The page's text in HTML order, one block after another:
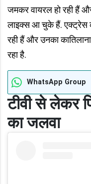
जमकर वायरल हो रही हैं
लाइक्स आ चुके हैं. एक्ट्रेस
रही हैं और उनका
रहा है.
WhatsApp Group
टीवी से लेकर
का जलवा